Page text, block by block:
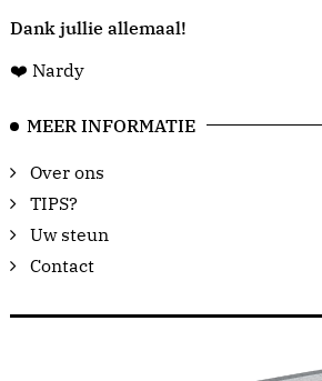
Dank jullie allemaal!
❤️ Nardy
MEER INFORMATIE
Over ons
TIPS?
Uw steun
Contact